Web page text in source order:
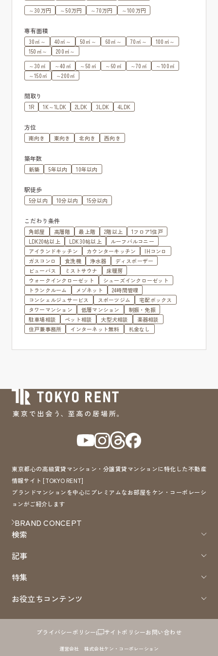
～30万円
～50万円 ～70万円 ～100万円
専有面積
30㎡～ 40㎡～ 50㎡～ 60㎡～ 70㎡～
100㎡～
150㎡～
200㎡～
～30㎡
～40㎡ ～50㎡ ～60㎡ ～70㎡
～100㎡
～150㎡
～200㎡
間取り
1R 1K～1LDK 2LDK 3LDK 4LDK
方位
南向き 東向き 北向き 西向き
築年数
新築 5年以内 10年以内
駅徒歩
5分以内 10分以内 15分以内
こだわり条件
角部屋 高層階 最上階 2階以上
1フロア1住戸
LDK20帖以上
LDK30帖以上
ルーフバルコニー
アイランドキッチン
カウンターキッチン
IHコンロ
ガスコンロ
食洗機 浄水器
ディスポーザー
ビューバス
ミストサウナ
床暖房
ウォークインクローゼット
シューズインクローゼット
トランクルーム
メゾネット
24時間管理
コンシェルジュサービス
スポーツジム
宅配ボックス
タワーマンション
低層マンション
制振・免振
駐車場相談
ペット相談 大型犬相談
楽器相談
住戸兼事務所
インターネット無料 礼金なし
東京都心の高級賃貸マンション・分譲賃貸マンションに特化した不動産
情報サイト [TOKYO RENT]
ブランドマンションを中心にプレミアムなお部屋をケン・コーポレーシ
ョンがご紹介します
BRAND CONCEPT
検索
記事
特集
お役立ちコンテンツ
プライバシーポリシー サイトポリシーお問い合わせ
運営会社 株式会社ケン・コーポレーション